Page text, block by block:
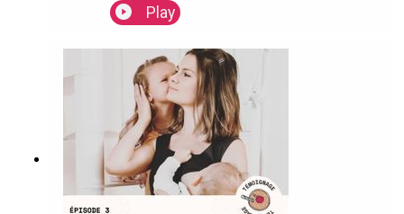
raconte deux histoires d’allaitement qui auraient
pu se ressembler, mais qui diffèrent par la qualité
première et la seconde fois. Elle vous dit
l’importance du Papa, de la confiance en soi, et en
son bébé. Elle nous parle de ...
Play